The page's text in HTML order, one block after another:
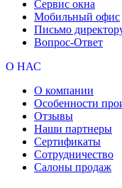
Сервис окна
Мобильный офис
Письмо
Вопрос-Ответ
О НАС
О компании
Особенности
Отзывы
Наши партнеры
Сертификаты
Сотрудничество
Салоны продаж